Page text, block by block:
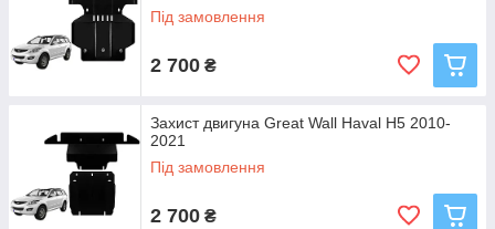
Під замовлення
2 700 ₴
Захист двигуна Great Wall Haval H5 2010-
2021
Під замовлення
2 700 ₴